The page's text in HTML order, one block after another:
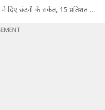
के संकेत, 15 प्रतिशत कर्मचारियों की जा सकती है नौकरी